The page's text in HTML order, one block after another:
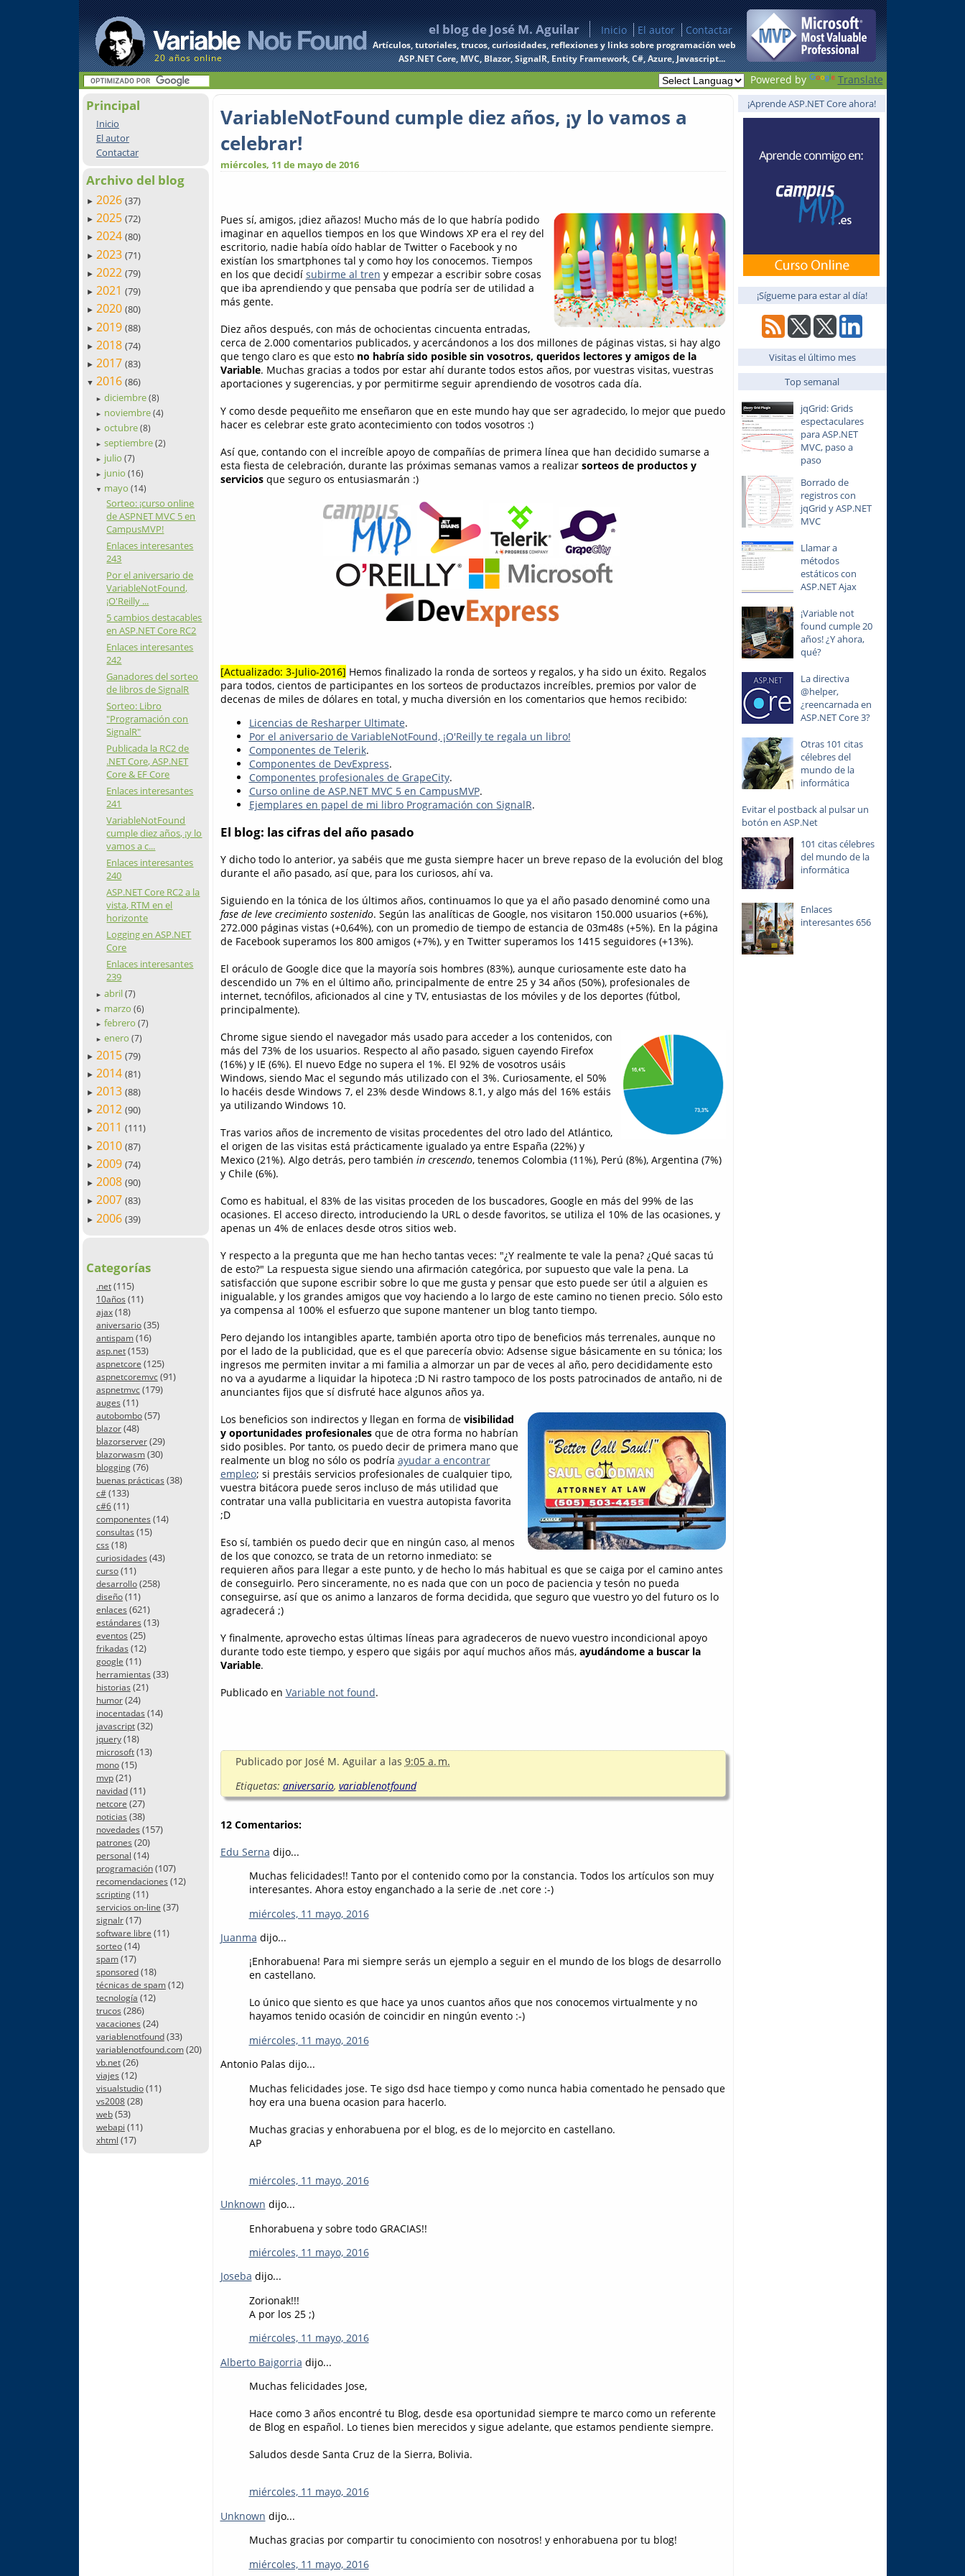
20 años online
el blog de José M. Aguilar Inicio El autor Contactar
Artículos, tutoriales, trucos, curiosidades, reflexiones y links sobre programación web
ASP.NET Core, MVC, Blazor, SignalR, Entity Framework, C#, Azure, Javascript...
Powered by Translate
Principal
Inicio
El autor
Contactar
Archivo del blog
► 2026 (37)
► 2025 (72)
► 2024 (80)
► 2023 (71)
► 2022 (79)
► 2021 (79)
► 2020 (80)
► 2019 (88)
► 2018 (74)
► 2017 (83)
▼ 2016 (86)
► diciembre(8)
► noviembre(4)
► octubre(8)
► septiembre(2)
► julio(7)
► junio(16)
▼ mayo(14)
Sorteo: ¡curso online
de ASPNET MVC 5 en
CampusMVP!
Enlaces interesantes
243
Por el aniversario de
VariableNotFound,
¡O'Reilly ...
5 cambios destacables
en ASP.NET Core RC2
Enlaces interesantes
242
Ganadores del sorteo
de libros de SignalR
Sorteo: Libro
"Programación con
SignalR"
Publicada la RC2 de
.NET Core, ASP.NET
Core & EF Core
Enlaces interesantes
241
VariableNotFound
cumple diez años, ¡y lo
vamos a c...
Enlaces interesantes
240
ASP.NET Core RC2 a la
vista, RTM en el
horizonte
Logging en ASP.NET
Core
Enlaces interesantes
239
► abril(7)
► marzo(6)
► febrero(7)
► enero(7)
► 2015 (79)
► 2014 (81)
► 2013 (88)
► 2012 (90)
► 2011 (111)
► 2010 (87)
► 2009 (74)
► 2008 (90)
► 2007 (83)
► 2006 (39)
Categorías
.net(115)
10años (11)
ajax(18)
aniversario(35)
antispam(16)
asp.net(153)
aspnetcore (125)
aspnetcoremvc(91)
aspnetmvc(179)
auges (11)
autobombo(57)
blazor(48)
blazorserver(29)
blazorwasm(30)
blogging(76)
buenas prácticas (38)
c#(133)
c#6(11)
componentes (14)
consultas (15)
css (18)
curiosidades (43)
curso(11)
desarrollo(258)
diseño(11)
enlaces (621)
estándares (13)
eventos (25)
frikadas (12)
google (11)
herramientas (33)
historias (21)
humor(24)
inocentadas (14)
javascript(32)
jquery(18)
microsoft(13)
mono(15)
mvp(21)
navidad(11)
netcore (27)
noticias (38)
novedades (157)
patrones (20)
personal (14)
programación(107)
recomendaciones (12)
scripting(11)
servicios on-line (37)
signalr(17)
software libre (11)
sorteo(14)
spam(17)
sponsored(18)
técnicas de spam(12)
tecnología (12)
trucos (286)
vacaciones (24)
variablenotfound(33)
variablenotfound.com(20)
vb.net(26)
viajes (12)
visualstudio(11)
vs2008(28)
web(53)
webapi (11)
xhtml (17)
VariableNotFound cumple diez años, ¡y lo vamos a
celebrar!
miércoles, 11 de mayo de 2016
Pues sí, amigos, ¡diez añazos! Mucho más de lo que habría podido
imaginar en aquellos tiempos en los que Windows XP era el rey del
escritorio, nadie había oído hablar de Twitter o Facebook y no
existían los smartphones tal y como hoy los conocemos. Tiempos
en los que decidí subirme al tren y empezar a escribir sobre cosas
que iba aprendiendo y que pensaba que podría ser de utilidad a
más gente.
Diez años después, con más de ochocientas cincuenta entradas,
cerca de 2.000 comentarios publicados, y acercándonos a los dos millones de páginas vistas, si hay algo
que tengo claro es que esto no habría sido posible sin vosotros, queridos lectores y amigosde la
Variable. Muchas gracias a todos por estar ahí durante todos estos años, por vuestras visitas, vuestras
aportaciones y sugerencias, y por permitirme seguir aprendiendo de vosotros cada día.
Y como desde pequeñito me enseñaron que en este mundo hay que ser agradecido, lo mejor que puedo
hacer es celebrar este grato acontecimiento con todos vosotros :)
Así que, contando con el increíble apoyo de compañías de primera línea que han decidido sumarse a
esta fiesta de celebración, durante las próximas semanas vamos a realizar sorteos de productos y
serviciosque seguro os entusiasmarán :)
[Actualizado: 3-Julio-2016] Hemos finalizado la ronda de sorteos y regalos, y ha sido un éxito. Regalos
para todos, cientos de participantes en los sorteos de productazos increíbles, premios por valor de
decenas de miles de dólares en total, y mucha diversión en los comentarios que hemos recibido:
Licencias de Resharper Ultimate.
Por el aniversario de VariableNotFound, ¡O'Reilly te regala un libro!
Componentes de Telerik.
Componentes de DevExpress.
Componentes profesionales de GrapeCity.
Curso online de ASP.NET MVC 5 en CampusMVP.
Ejemplares en papel de mi libro Programación con SignalR.
El blog: las cifras del año pasado
Y dicho todo lo anterior, ya sabéis que me gusta siempre hacer un breve repaso de la evolución del blog
durante el año pasado, así que, para los curiosos, ahí va.
Siguiendo en la tónica de los últimos años, continuamos lo que ya el año pasado denominé como una
fase de leve crecimiento sostenido. Según las analíticas de Google, nos visitaron 150.000 usuarios (+6%),
272.000 páginas vistas (+0,64%), con un promedio de tiempo de estancia de 03m48s (+5%). En la página
de Facebook superamos los 800 amigos (+7%), y en Twitter superamos los 1415 seguidores (+13%).
El oráculo de Google dice que la mayoría sois hombres (83%), aunque curiosamente este dato ha
descendido un 7% en el último año, principalmente de entre 25 y 34 años (50%), profesionales de
internet, tecnófilos, aficionados al cine y TV, entusiastas de los móviles y de los deportes (fútbol,
principalmente).
Chrome sigue siendo el navegador más usado para acceder a los contenidos, con
más del 73% de los usuarios. Respecto al año pasado, siguen cayendo Firefox
(16%) y IE (6%). El nuevo Edge no supera el 1%. El 92% de vosotros usáis
Windows, siendo Mac el segundo más utilizado con el 3%. Curiosamente, el 50%
lo hacéis desde Windows 7, el 23% desde Windows 8.1, y algo más del 16% estáis
ya utilizando Windows 10.
Tras varios años de incremento de visitas procedentes del otro lado del Atlántico,
el origen de las visitas está prácticamente igualado ya entre España (22%) y
Mexico (21%). Algo detrás, pero también in crescendo, tenemos Colombia (11%), Perú (8%), Argentina (7%)
y Chile (6%).
Como es habitual, el 83% de las visitas proceden de los buscadores, Google en más del 99% de las
ocasiones. El acceso directo, introduciendo la URL o desde favoritos, se utiliza el 10% de las ocasiones, y
apenas un 4% de enlaces desde otros sitios web.
Y respecto a la pregunta que me han hecho tantas veces: "¿Y realmente te vale la pena? ¿Qué sacas tú
de esto?" La respuesta sigue siendo una afirmación categórica, por supuesto que vale la pena. La
satisfacción que supone escribir sobre lo que me gusta y pensar que esto puede ser útil a alguien es
inigualable, y los grandes amigos que voy haciendo a lo largo de este camino no tienen precio. Sólo esto
ya compensa al 100% el esfuerzo que supone mantener un blog tanto tiempo.
Pero dejando los intangibles aparte, también aporta otro tipo de beneficios más terrenales, aunque no
por el lado de la publicidad, que es el que parecería obvio: Adsense sigue básicamente en su tónica; los
ingresos me permiten invitar a mi familia a almorzar un par de veces al año, pero decididamente esto
no va a ayudarme a liquidar la hipoteca ;D Ni rastro tampoco de los posts patrocinados de antaño, ni de
anunciantes fijos que sí disfruté hace algunos años ya.
Los beneficios son indirectos y llegan en forma de visibilidad
y oportunidades profesionalesque de otra forma no habrían
sido posibles. Por tanto, os puedo decir de primera mano que
realmente un blog no sólo os podría ayudar a encontrar
empleo; si prestáis servicios profesionales de cualquier tipo,
vuestra bitácora puede seros incluso de más utilidad que
contratar una valla publicitaria en vuestra autopista favorita
;D
Eso sí, también os puedo decir que en ningún caso, al menos
de los que conozco, se trata de un retorno inmediato: se
requieren años para llegar a este punto, y de hecho lo más habitual es que se caiga por el camino antes
de conseguirlo. Pero sinceramente, no es nada que con un poco de paciencia y tesón no pueda
conseguirse, así que os animo a lanzaros de forma decidida, que seguro que vuestro yo del futuro os lo
agradecerá ;)
Y finalmente, aprovecho estas últimas líneas para agradeceros de nuevo vuestro incondicional apoyo
durante todo este tiempo, y espero que sigáis por aquí muchos años más, ayudándome a buscar la
Variable.
Publicado en Variable not found.
Publicado por José M. Aguilar a las 9:05 a. m.
Etiquetas: aniversario, variablenotfound
12 Comentarios:
Edu Serna dijo...
Muchas felicidades!! Tanto por el contenido como por la constancia. Todos los artículos son muy
interesantes. Ahora estoy enganchado a la serie de .net core :-)
miércoles, 11 mayo, 2016
Juanma dijo...
¡Enhorabuena! Para mi siempre serás un ejemplo a seguir en el mundo de los blogs de desarrollo
en castellano.
Lo único que siento es que hace ya unos cuantos años que nos conocemos virtualmente y no
hayamos tenido ocasión de coincidir en ningún evento :-)
miércoles, 11 mayo, 2016
Antonio Palas dijo...
Muchas felicidades jose. Te sigo dsd hace tiempo y como nunca habia comentado he pensado que
hoy era una buena ocasion para hacerlo.
Muchas gracias y enhorabuena por el blog, es de lo mejorcito en castellano.
AP
miércoles, 11 mayo, 2016
Unknown dijo...
Enhorabuena y sobre todo GRACIAS!!
miércoles, 11 mayo, 2016
Joseba dijo...
Zorionak!!!
A por los 25 ;)
miércoles, 11 mayo, 2016
Alberto Baigorria dijo...
Muchas felicidades Jose,
Hace como 3 años encontré tu Blog, desde esa oportunidad siempre te marco como un referente
de Blog en español. Lo tienes bien merecidos y sigue adelante, que estamos pendiente siempre.
Saludos desde Santa Cruz de la Sierra, Bolivia.
miércoles, 11 mayo, 2016
Unknown dijo...
Muchas gracias por compartir tu conocimiento con nosotros! y enhorabuena por tu blog!
miércoles, 11 mayo, 2016
¡Aprende ASP.NET Core ahora!
¡Sígueme para estar al día!
Visitas el último mes
Top semanal
jqGrid: Grids
espectaculares
para ASP.NET
MVC, paso a
paso
Borrado de
registros con
jqGrid y ASP.NET
MVC
Llamar a
métodos
estáticos con
ASP.NET Ajax
¡Variable not
found cumple 20
años! ¿Y ahora,
qué?
La directiva
@helper,
¿reencarnada en
ASP.NET Core 3?
Otras 101 citas
célebres del
mundo de la
informática
Evitar el postback al pulsar un
botón en ASP.Net
101 citas célebres
del mundo de la
informática
Enlaces
interesantes 656